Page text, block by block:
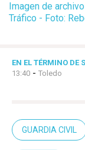
Imagen de
Tráfico - Foto:
EN EL TÉRMINO DE
13:40 - Toledo
GUARDIA CIVIL